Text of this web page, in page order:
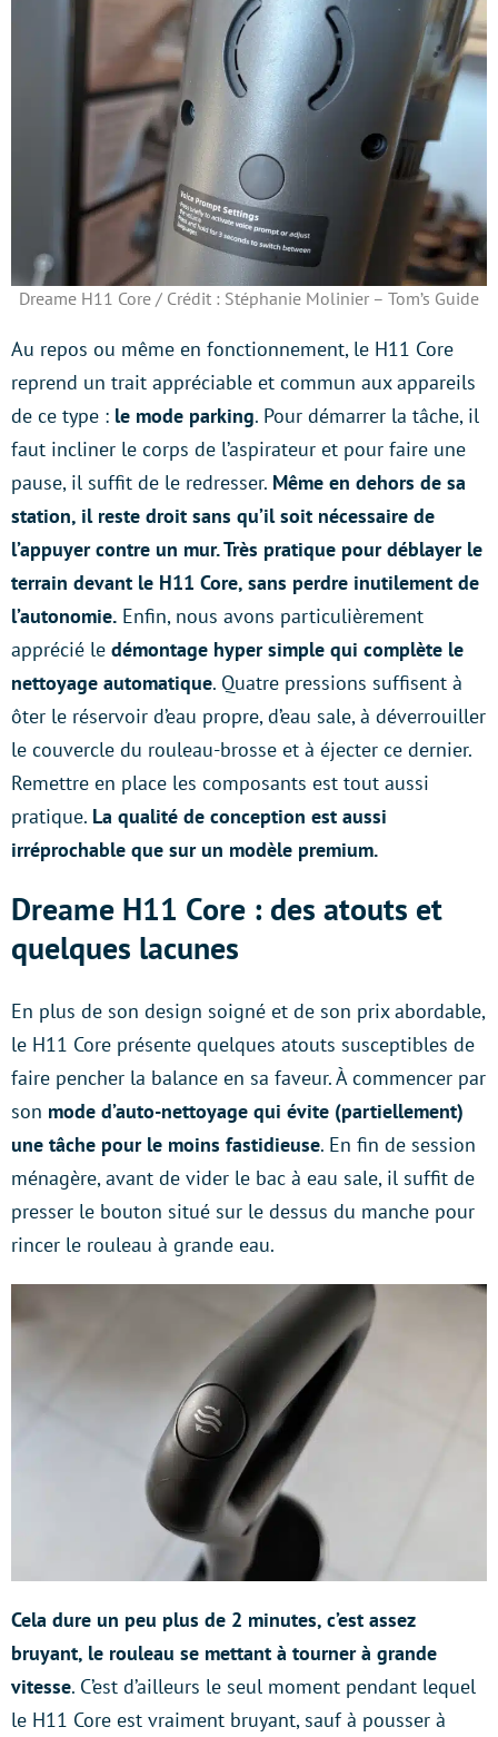
Dreame H11 Core / Crédit : Stéphanie Molinier – Tom’s Guide
Au repos ou même en fonctionnement, le H11 Core
reprend un trait appréciable et commun aux appareils
de ce type : le mode parking. Pour démarrer la tâche, il
faut incliner le corps de l’aspirateur et pour faire une
pause, il suffit de le redresser. Même en dehors de sa
station, il reste droit sans qu’il soit nécessaire de
l’appuyer contre un mur. Très pratique pour déblayer le
terrain devant le H11 Core, sans perdre inutilement de
l’autonomie. Enfin, nous avons particulièrement
apprécié le démontage hyper simple qui complète le
nettoyage automatique. Quatre pressions suffisent à
ôter le réservoir d’eau propre, d’eau sale, à déverrouiller
le couvercle du rouleau-brosse et à éjecter ce dernier.
Remettre en place les composants est tout aussi
pratique. La qualité de conception est aussi
irréprochable que sur un modèle premium.
Dreame H11 Core : des atouts et
quelques lacunes
En plus de son design soigné et de son prix abordable,
le H11 Core présente quelques atouts susceptibles de
faire pencher la balance en sa faveur. À commencer par
son mode d’auto-nettoyage qui évite (partiellement)
une tâche pour le moins fastidieuse. En fin de session
ménagère, avant de vider le bac à eau sale, il suffit de
presser le bouton situé sur le dessus du manche pour
rincer le rouleau à grande eau.
Cela dure un peu plus de 2 minutes, c’est assez
bruyant, le rouleau se mettant à tourner à grande
vitesse. C’est d’ailleurs le seul moment pendant lequel
le H11 Core est vraiment bruyant, sauf à pousser à